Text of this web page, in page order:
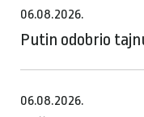
06.08.2026.
Putin odobrio
06.08.2026.